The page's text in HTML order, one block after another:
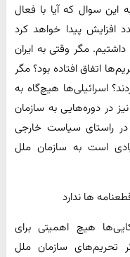
این سوال که آیا با فعال
پیدا خواهد کرد
مگر وقتی به ایران
اتفاق افتاده بود؟ مگر
اسرائیلی‌ها هیچ‌گاه به
در دوره‌هایی به سازمان
راستای سیاست خارجی
است به سازمان ملل
ها ندارد
هیچ اهمیتی برای
تحریم‌های سازمان ملل